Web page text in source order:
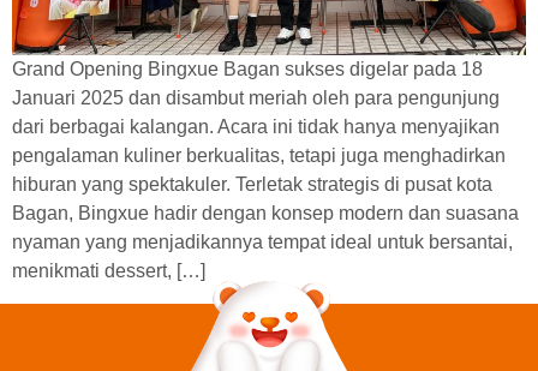
Grand Opening Bingxue Bagan sukses digelar pada 18
Januari 2025 dan disambut meriah oleh para pengunjung
dari berbagai kalangan. Acara ini tidak hanya menyajikan
pengalaman kuliner berkualitas, tetapi juga menghadirkan
hiburan yang spektakuler. Terletak strategis di pusat kota
Bagan, Bingxue hadir dengan konsep modern dan suasana
nyaman yang menjadikannya tempat ideal untuk bersantai,
menikmati dessert, […]